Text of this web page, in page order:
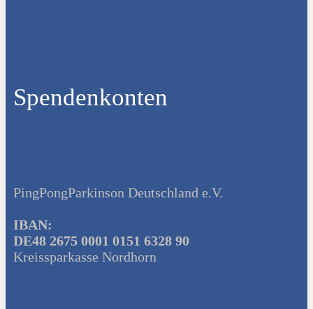
Spendenkonten
PingPongParkinson Deutschland e.V.
IBAN:
DE48 2675 0001 0151 6328 90
Kreissparkasse Nordhorn